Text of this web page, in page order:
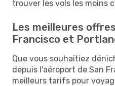
trouver les vols les moins
Les meilleures
Francisco et
Que vous souhaitiez
depuis l'aéroport de San
meilleurs tarifs pour